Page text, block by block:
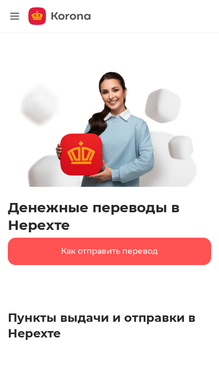
Денежные переводы в
Нерехте
Как отправить перевод
Пункты выдачи и отправки в
Нерехте